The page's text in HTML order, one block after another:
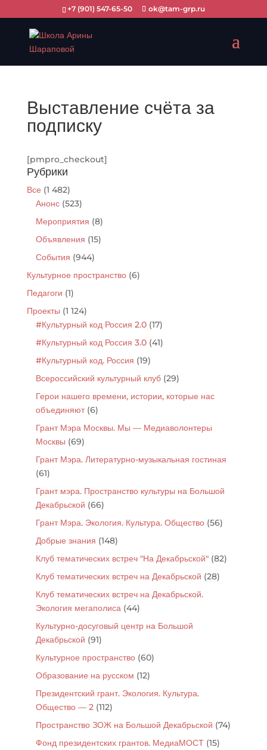
+7 (901) 547-65-50 ok@tam-grp.ru
Выставление счёта за
подписку
[pmpro_checkout]
Рубрики
Все (1 482)
Анонс(523)
Мероприятия (8)
Объявления (15)
События (944)
Культурное пространство(6)
Педагоги (1)
Проекты (1 124)
#Культурный код Россия 2.0(17)
#Культурный код Россия 3.0(41)
#Культурный код. Россия (19)
Всероссийский культурный клуб(29)
Герои нашего времени, истории, которые нас
объединяют(6)
Грант Мэра Москвы. Мы — Медиаволонтеры
Москвы (69)
Грант Мэра. Литературно-музыкальная гостиная
(61)
Грант мэра. Пространство культуры на Большой
Декабрьской (66)
Грант Мэра. Экология. Культура. Общество(56)
Добрые знания (148)
Клуб тематических встреч "На Декабрьской"(82)
Клуб тематических встреч на Декабрьской (28)
Клуб тематических встреч на Декабрьской.
Экология мегаполиса(44)
Культурно-досуговый центр на Большой
Декабрьской (91)
Культурное пространство(60)
Образование на русском (12)
Президентский грант. Экология. Культура.
Общество — 2(112)
Пространство ЗОЖ на Большой Декабрьской (74)
Фонд президентских грантов. МедиаМОСТ(15)